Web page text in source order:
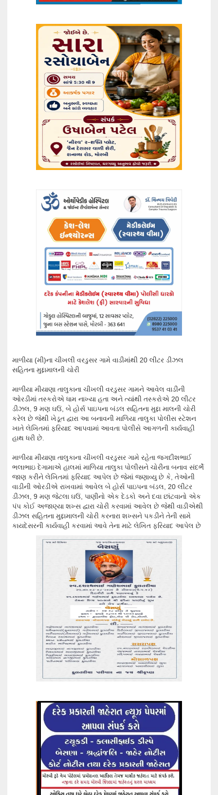
માળીયા (મી)ના ચીખલી વરડુસર ગામે વાડીમાંથી 20 લીટર ડીઝલ
સહિતના મુદ્દામાલની ચોરી
માળીયા મીયાણા તાલુકાના ચીખલી વરડુસર ગામને આવેલ વાડીની
ઓરડીમાં તસ્કરોએ ધામ નાખ્યા હતા અને ત્યાંથી તસ્કરોએ 20 લીટર
ડીઝલ, 9 મણ ઘઉં, બે હોર્સ પાઇપના બંડલ સહિતના મુદ્દા માલની ચોરી
કરેલ છે જેથી ખેડૂત દ્વારા આ બનાવની માળિયા તાલુકા પોલીસ સ્ટેશન
ખાતે લેખિતમાં ફરિયાદ આપવામાં આવતા પોલીસે આગળની કાર્યવાહી
હાથ ધરી છે.
માળીયા મીયાણા તાલુકાના ચીખલી વરડુસર ગામે રહેતા જગદીશભાઈ
ભલાભાઇ દેગામાએ હાલમાં માળિયા તાલુકા પોલીસને ચોરીના બનાવ સંદર્ભે
જાણ કરીને લેખિતમાં ફરિયાદ આપેલ છે જેમાં જણાવ્યુ છે કે, તેઓની
વાડીની ઓરડીએ રાખવામાં આવેલ બે હોર્સ પાઇપના બંડલ, 20 લીટર
ડીઝલ, 9 મણ જેટલા ઘઉં, પાણીનો એક દેડકો અને દવા છાંટવાનો એક
પંપ કોઈ અજાણ્યા શખ્સ દ્વારા ચોરી કરવામાં આવેલ છે જેથી વાડીએથી
ડીઝલ સહિતના મુદ્દામાલની ચોરી કરનારા શખ્સને પકડીને તેની સામે
કાયદેસરની કાર્યવાહી કરવામાં આવે તેના માટે લેખિત ફરિયાદ આપેલ છે